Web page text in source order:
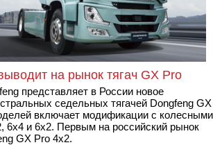
на рынок тягач GX Pro
представляет в России новое
седельных тягачей Dongfeng GX
включает модификации с колесными
6х4 и 6х2. Первым на российский рынок
GX Pro 4х2.